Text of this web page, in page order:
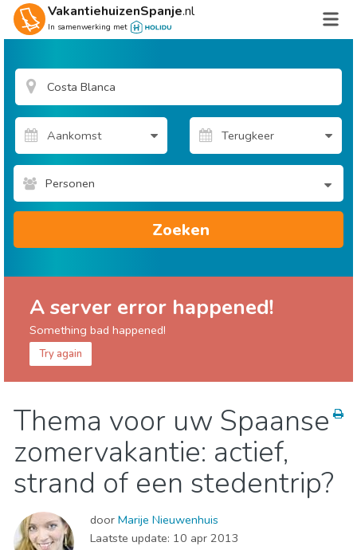
VakantiehuizenSpanje.nl
In samenwerking met
Personen
Zoeken
A server error happened!
Something bad happened!
Try again
Eten & Restaurants
Kind & Familie
Museum & Kunst
Nachtleven & bars
Natuur & buitenactiviteiten
Sport & avontuur
Stranden
Winkelen Waar verblijven
Thema voor uw Spaanse
zomervakantie: actief,
strand of een stedentrip?
door Marije Nieuwenhuis
Laatste update: 10 apr 2013